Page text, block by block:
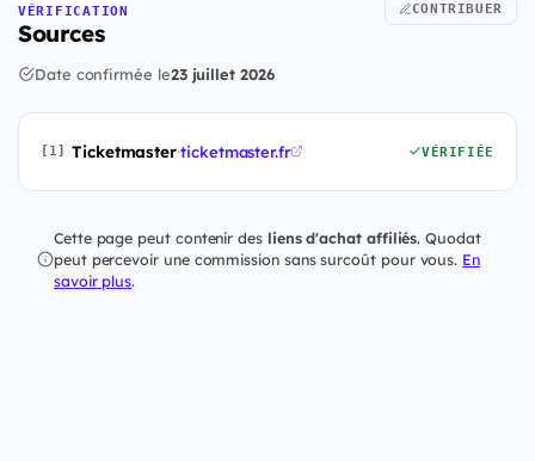
VÉRIFICATION
Sources
CONTRIBUER
Date confirmée le23 juillet 2026
[1] Ticketmaster·ticketmaster.fr VÉRIFIÉE
Cette page peut contenir des liens d'achat affiliés. Quodat
peut percevoir une commission sans surcoût pour vous. En
savoir plus.